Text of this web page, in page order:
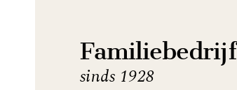
Familiebedrijf
sinds 1928